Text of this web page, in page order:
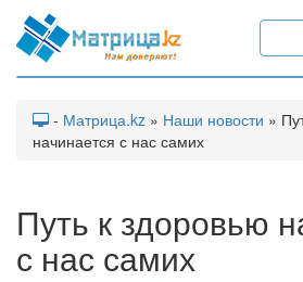
- Матрица.kz » Наши новости »
начинается с нас самих
Путь к здоровью
с нас самих